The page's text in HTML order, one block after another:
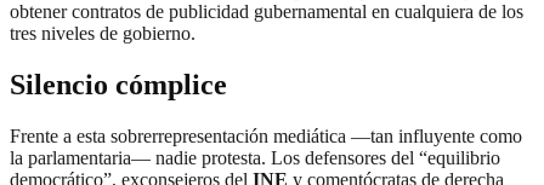
obtener contratos de publicidad gubernamental en cualquiera de los
tres niveles de gobierno.
Silencio cómplice
Frente a esta sobrerrepresentación mediática —tan influyente como
la parlamentaria— nadie protesta. Los defensores del “equilibrio
democrático”, exconsejeros del INE y comentócratas de derecha